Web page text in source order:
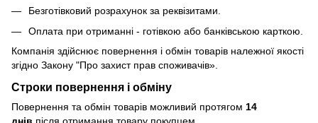
Безготівковий розрахунок за реквізитами.
Оплата при отриманні - готівкою або банківською карткою.
Компанія здійснює повернення і обмін товарів належної якості
згідно Закону "Про захист прав споживачів»
Строки повернення і обміну
Повернення та обмін товарів можливий протягом 14
днів після отримання товару покупцем.